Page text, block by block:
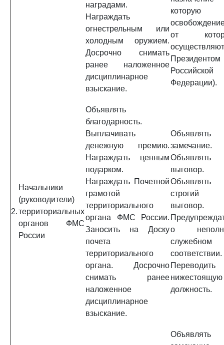
наградами.
Награждать
огнестрельным или
холодным оружием.
Досрочно снимать
ранее наложенное
дисциплинарное
взыскание.
от
Президентом
Российской
Федерации).
2.
Начальники
(руководители)
территориальных
органов ФМС
России
Объявлять
благодарность.
Выплачивать
денежную премию.
Награждать ценным
подарком.
Награждать Почетной
грамотой
территориального
органа ФМС России.
Заносить на Доску
почета
территориального
органа. Досрочно
снимать ранее
наложенное
дисциплинарное
взыскание.
Объявлять
замечание.
Объявлять
выговор.
Объявлять
строгий
выговор.
о
служебном
соответствии.
Переводить
нижестоящую
должность.
Объявлять